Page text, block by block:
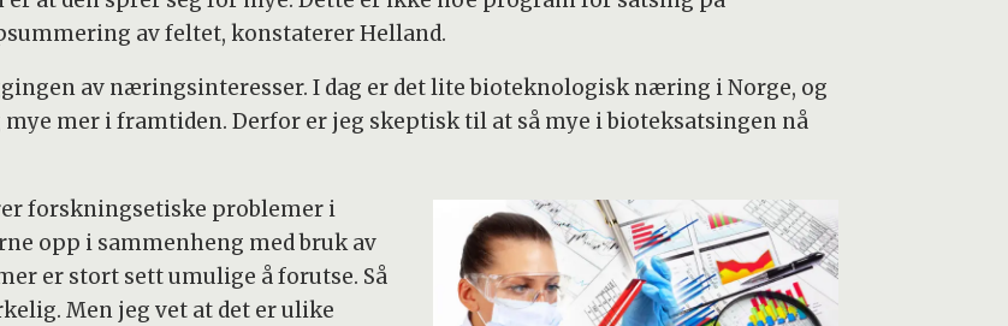
av feltet, konstaterer Helland.
av næringsinteresser. I dag er det lite bioteknologisk næring i Norge, og
mer i framtiden. Derfor er jeg skeptisk til at så mye i bioteksatsingen nå
forskningsetiske problemer i
opp i sammenheng med bruk av
er stort sett umulige å forutse. Så
Men jeg vet at det er ulike